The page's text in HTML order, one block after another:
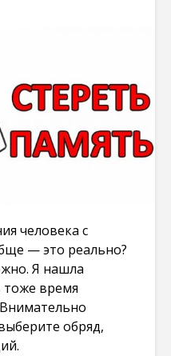
человека с
— это реально?
Я нашла
тоже время
обряд,